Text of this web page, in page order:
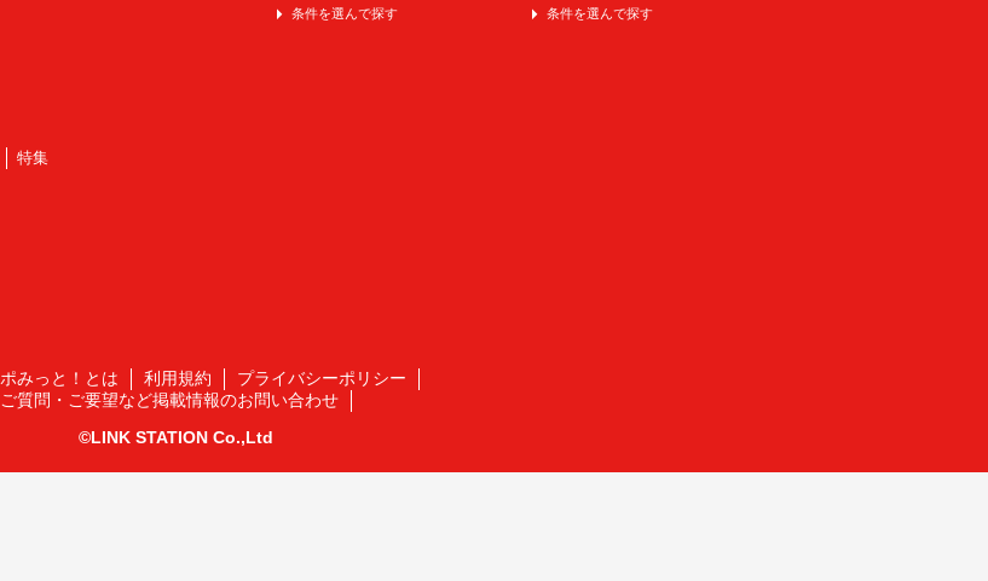
条件を選んで探す 条件を選んで探す
特集
ポみっと！とは 利用規約
プライバシーポリシー
ご質問・ご要望など掲載情報のお問い合わせ
©LINK STATION Co.,Ltd